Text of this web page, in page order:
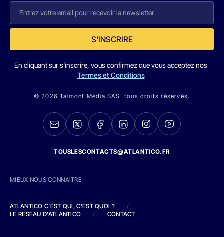
S'INSCRIRE
En cliquant sur s'inscrire, vous confirmez que vous acceptez nos
Termes et Conditions
© 2026 Talmont Media SAS. tous droits réservés.
TOUSLESCONTACTS@ATLANTICO.FR
MIEUX NOUS CONNAITRE
ATLANTICO C'EST QUI, C'EST QUOI ?
/
LE RESEAU D'ATLANTICO
/ CONTACT